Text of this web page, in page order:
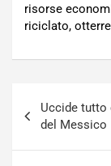
risorse
riciclato,
articoli
Uccide tutto
del Messico